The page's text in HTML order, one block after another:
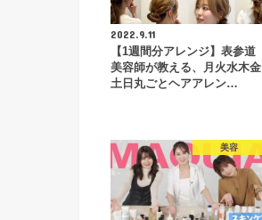
2022.9.11
【1週間分アレンジ】表参道
美容師が教える、月火水木金
土日丸ごとヘアアレン…
美容